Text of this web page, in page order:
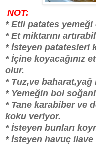
NOT:
* Etli patates
* Et miktarını
* İsteyen patatesleri
* İçine koyacağınız
olur.
* Tuz,ve baharat,yağ
* Yemeğin bol
* Tane karabiber ve
koku veriyor.
* İsteyen bunları
* İsteyen havuç ilave